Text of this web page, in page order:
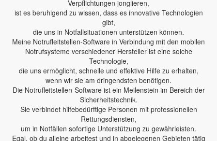
Verpflichtungen jonglieren,
ist es beruhigend zu wissen, dass es innovative Technologien
gibt,
die uns in Notfallsituationen unterstützen können.
Meine Notrufleitstellen-Software in Verbindung mit den mobilen
Notrufsysteme verschiedener Hersteller ist eine solche
Technologie,
die uns ermöglicht, schnelle und effektive Hilfe zu erhalten,
wenn wir sie am dringendsten benötigen.
Die Notrufleitstellen-Software ist ein Meilenstein im Bereich der
Sicherheitstechnik.
Sie verbindet hilfebedürftige Personen mit professionellen
Rettungsdiensten,
um in Notfällen sofortige Unterstützung zu gewährleisten.
Egal, ob du alleine arbeitest und in abgelegenen Gebieten tätig